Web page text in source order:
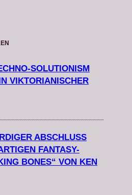
SOLUTIONISM
VIKTORIANISCHER
ABSCHLUSS
FANTASY-R
BONES“ VON KEN L